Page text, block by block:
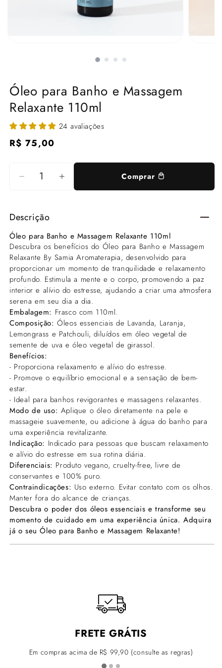
Óleo para Banho e Massagem
Relaxante 110ml
24 avaliações
Preço
R$ 75,00
Diminuir
de
Óleo
para
Banho
e
Massagem
Relaxante
110ml
Aumentar
Óleo
para
Banho
e
Massagem
Relaxante
110ml
Comprar
Descrição
Óleo para Banho e Massagem Relaxante 110ml
Descubra os benefícios do Óleo para Banho e Massagem
Relaxante By Samia Aromaterapia, desenvolvido para
proporcionar um momento de tranquilidade e relaxamento
profundo. Estimula a mente e o corpo, promovendo a paz
interior e alívio do estresse, ajudando a criar uma atmosfera
serena em seu dia a dia.
Embalagem: Frasco com 110ml.
Composição: Óleos essenciais de Lavanda, Laranja,
Lemongrass e Patchouli, diluídos em óleo vegetal de
semente de uva e óleo vegetal de girassol.
Benefícios:
- Proporciona relaxamento e alívio do estresse.
- Promove o equilíbrio emocional e a sensação de bem-
estar.
- Ideal para banhos revigorantes e massagens relaxantes.
Modo de uso: Aplique o óleo diretamente na pele e
massageie suavemente, ou adicione à água do banho para
uma experiência revitalizante.
Indicação: Indicado para pessoas que buscam relaxamento
e alívio do estresse em sua rotina diária.
Diferenciais: Produto vegano, cruelty-free, livre de
conservantes e 100% puro.
Contraindicações: Uso externo. Evitar contato com os olhos.
Manter fora do alcance de crianças.
Descubra o poder dos óleos essenciais e transforme seu
momento de cuidado em uma experiência única. Adquira
já o seu Óleo para Banho e Massagem Relaxante!
FRETE GRÁTIS
Em compras acima de R$ 99,90 (consulte as regras)